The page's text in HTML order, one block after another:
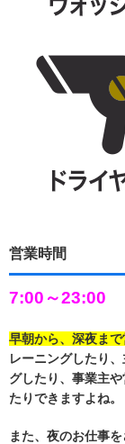
営業時間
7:00～23:00
早朝から、深夜まで
レーニングしたり
グしたり、事業主
たりできますよね。
また、夜のお仕事